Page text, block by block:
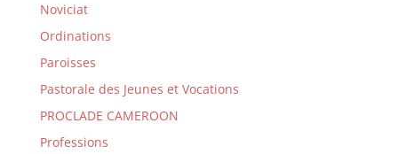
Noviciat
Ordinations
Paroisses
Pastorale des Jeunes et Vocations
PROCLADE CAMEROON
Professions